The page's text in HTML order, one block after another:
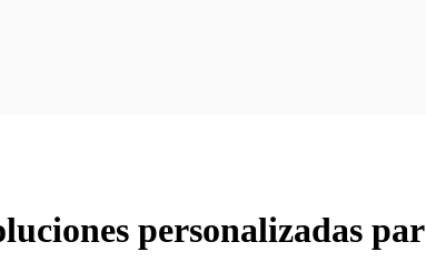
personalizadas